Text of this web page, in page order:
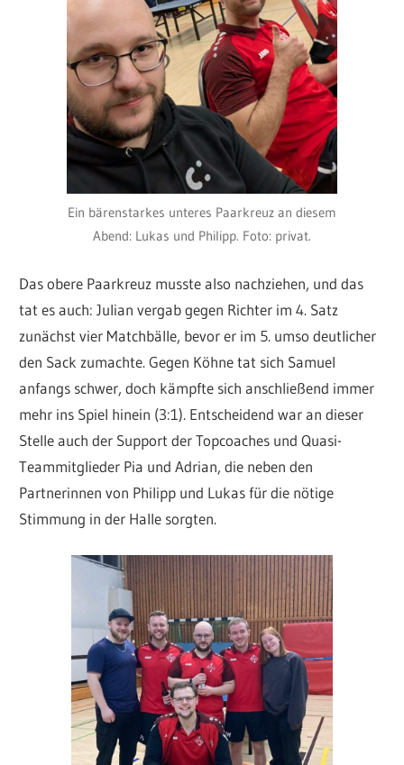
Ein bärenstarkes unteres Paarkreuz an diesem
Abend: Lukas und Philipp. Foto: privat.
Das obere Paarkreuz musste also nachziehen, und das
tat es auch: Julian vergab gegen Richter im 4. Satz
zunächst vier Matchbälle, bevor er im 5. umso deutlicher
den Sack zumachte. Gegen Köhne tat sich Samuel
anfangs schwer, doch kämpfte sich anschließend immer
mehr ins Spiel hinein (3:1). Entscheidend war an dieser
Stelle auch der Support der Topcoaches und Quasi-
Teammitglieder Pia und Adrian, die neben den
Partnerinnen von Philipp und Lukas für die nötige
Stimmung in der Halle sorgten.